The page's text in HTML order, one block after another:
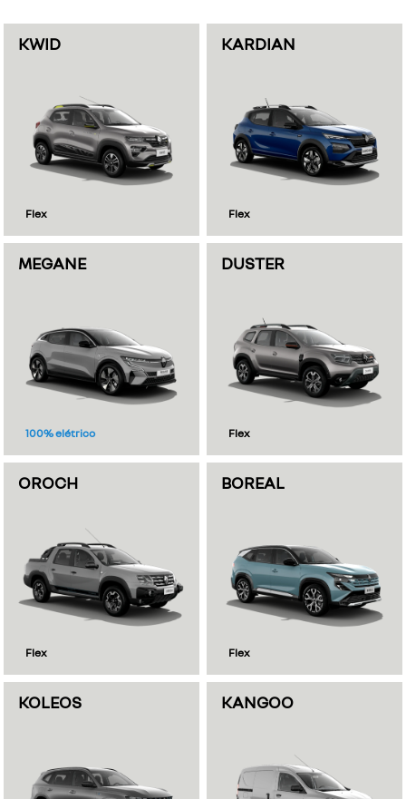
KWID
Flex
KARDIAN
Flex
MEGANE
100% elétrico
DUSTER
Flex
OROCH
Flex
BOREAL
Flex
KOLEOS KANGOO